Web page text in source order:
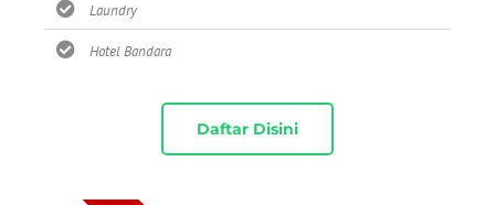
Laundry
Hotel Bandara
Daftar Disini